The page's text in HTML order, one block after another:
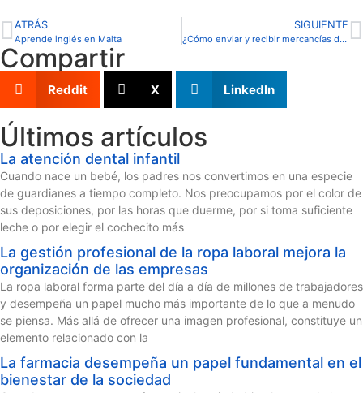
ATRÁS
Aprende inglés en Malta
SIGUIENTE
¿Cómo enviar y recibir mercancías de Latinoamérica?
Compartir
Reddit X LinkedIn
Últimos artículos
La atención dental infantil
Cuando nace un bebé, los padres nos convertimos en una especie
de guardianes a tiempo completo. Nos preocupamos por el color de
sus deposiciones, por las horas que duerme, por si toma suficiente
leche o por elegir el cochecito más
La gestión profesional de la ropa laboral mejora la
organización de las empresas
La ropa laboral forma parte del día a día de millones de trabajadores
y desempeña un papel mucho más importante de lo que a menudo
se piensa. Más allá de ofrecer una imagen profesional, constituye un
elemento relacionado con la
La farmacia desempeña un papel fundamental en el
bienestar de la sociedad